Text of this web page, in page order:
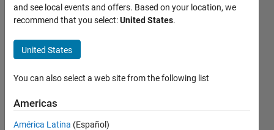
solveの
Retu​
rnConditio​
nによっ
て得られ
た解​から
の抽出
and see local events and offers. Based on your location, we
recommend that you select:United States.
United States
You can also select a web site from the following list
Americas
América Latina (Español)